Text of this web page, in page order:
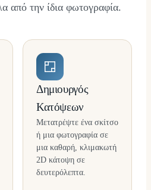
από την ίδια φωτογραφία.
Δημιουργός
Κατόψεων
Μετατρέψτε ένα σκίτσο
ή μια φωτογραφία σε
μια καθαρή, κλιμακωτή
2D κάτοψη σε
δευτερόλεπτα.